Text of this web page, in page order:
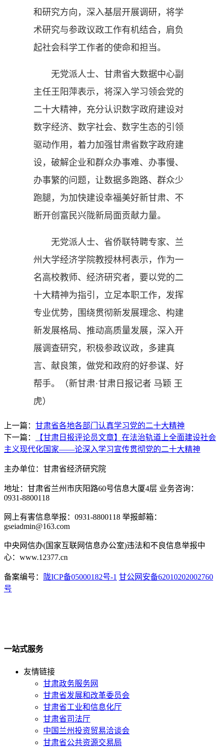
和研究方向，深入基层开展调研，将学
术研究与参政议政工作有机结合，肩负
起社会科学工作者的使命和担当。
无党派人士、甘肃省大数据中心副
主任王阳萍表示，将深入学习领会党的
二十大精神，充分认识数字政府建设对
数字经济、数字社会、数字生态的引领
驱动作用，着力加强甘肃省数字政府建
设，破解企业和群众办事难、办事慢、
办事繁的问题，让数据多跑路、群众少
跑腿，为加快建设幸福美好新甘肃、不
断开创富民兴陇新局面贡献力量。
无党派人士、省侨联特聘专家、兰
州大学经济学院教授林柯表示，作为一
名高校教师、经济研究者，要以党的二
十大精神为指引，立足本职工作，发挥
专业优势，围绕贯彻新发展理念、构建
新发展格局、推动高质量发展，深入开
展调查研究，积极参政议政，多建真
言、献良策，做党和政府的好参谋、好
帮手。（新甘肃·甘肃日报记者 马颖 王
虎）
上一篇： 甘肃省各地各部门认真学习党的二十大精神
下一篇：
【甘肃日报评论员文章】在法治轨道上全面建设社会
主义现代化国家——论深入学习宣传贯彻党的二十大精神
主办单位：甘肃省经济研究院
地址：甘肃省兰州市庆阳路60号信息大厦4层 业务咨询：
0931-8800118
网上有害信息举报：0931-8800118 举报邮箱：
gseiadmin@163.com
中央网信办(国家互联网信息办公室)违法和不良信息举报中
心：www.12377.cn
备案编号： 陇ICP备05000182号-1 甘公网安备62010202002760
号
一站式服务
友情链接
甘肃政务服务网
甘肃省发展和改革委员会
甘肃省工业和信息化厅
甘肃省司法厅
中国兰州投资贸易洽谈会
甘肃省公共资源交易局